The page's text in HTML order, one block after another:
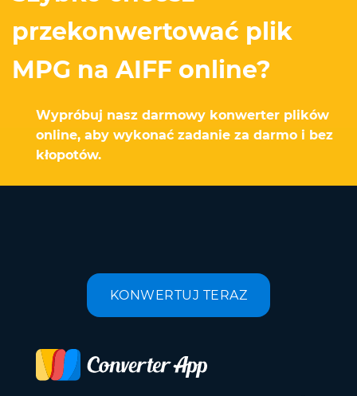
przekonwertować plik
MPG na AIFF online?
Wypróbuj nasz darmowy konwerter plików
online, aby wykonać zadanie za darmo i bez
kłopotów.
KONWERTUJ TERAZ